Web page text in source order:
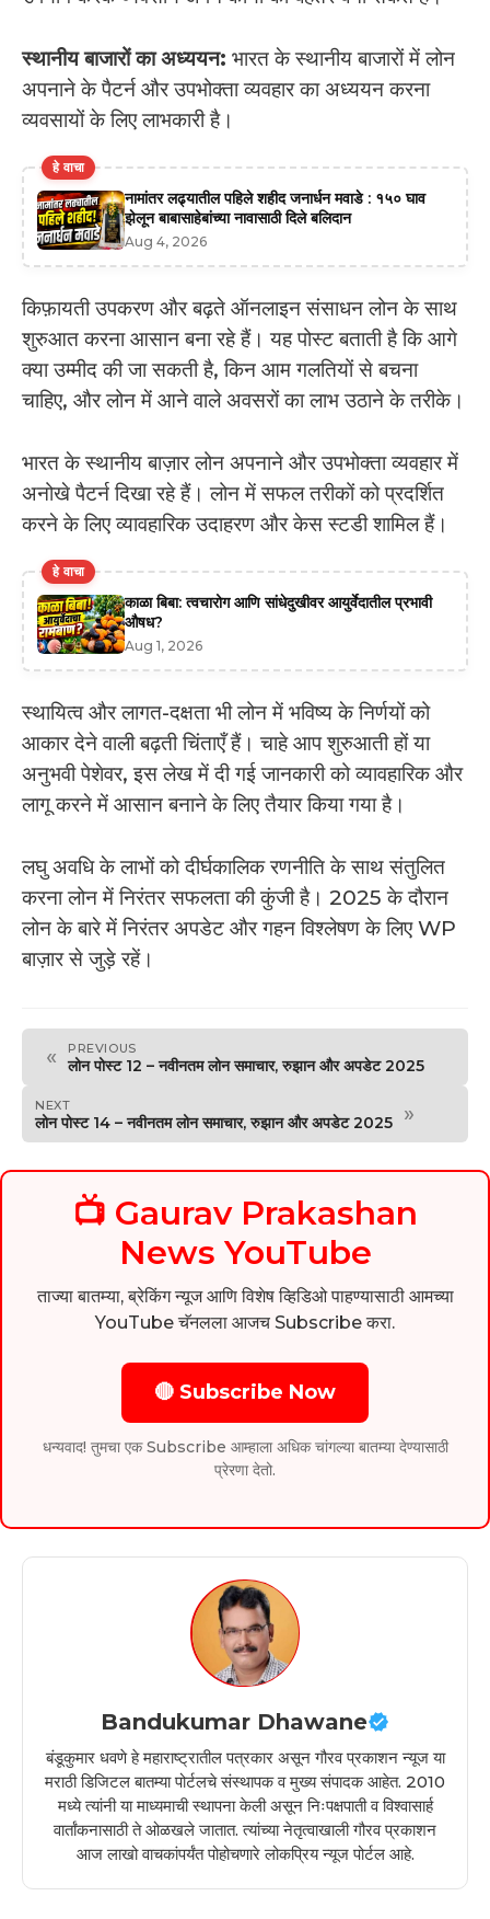
स्थानीय बाजारों का अध्ययन: भारत के स्थानीय बाजारों में लोन
अपनाने के पैटर्न और उपभोक्ता व्यवहार का अध्ययन करना
व्यवसायों के लिए लाभकारी है।
हे वाचा
नामांतर लढ्यातील पहिले शहीद जनार्धन मवाडे : १५० घाव
झेलून बाबासाहेबांच्या नावासाठी दिले बलिदान
Aug 4, 2026
किफ़ायती उपकरण और बढ़ते ऑनलाइन संसाधन लोन के साथ
शुरुआत करना आसान बना रहे हैं। यह पोस्ट बताती है कि आगे
क्या उम्मीद की जा सकती है, किन आम गलतियों से बचना
चाहिए, और लोन में आने वाले अवसरों का लाभ उठाने के तरीके।
भारत के स्थानीय बाज़ार लोन अपनाने और उपभोक्ता व्यवहार में
अनोखे पैटर्न दिखा रहे हैं। लोन में सफल तरीकों को प्रदर्शित
करने के लिए व्यावहारिक उदाहरण और केस स्टडी शामिल हैं।
हे वाचा
काळा बिबा: त्वचारोग आणि सांधेदुखीवर आयुर्वेदातील प्रभावी
औषध?
Aug 1, 2026
स्थायित्व और लागत-दक्षता भी लोन में भविष्य के निर्णयों को
आकार देने वाली बढ़ती चिंताएँ हैं। चाहे आप शुरुआती हों या
अनुभवी पेशेवर, इस लेख में दी गई जानकारी को व्यावहारिक और
लागू करने में आसान बनाने के लिए तैयार किया गया है।
लघु अवधि के लाभों को दीर्घकालिक रणनीति के साथ संतुलित
करना लोन में निरंतर सफलता की कुंजी है। 2025 के दौरान
लोन के बारे में निरंतर अपडेट और गहन विश्लेषण के लिए WP
बाज़ार से जुड़े रहें।
« PREVIOUS
लोन पोस्ट 12 – नवीनतम लोन समाचार, रुझान और अपडेट 2025
NEXT
लोन पोस्ट 14 – नवीनतम लोन समाचार, रुझान और अपडेट 2025 »
📺 Gaurav Prakashan
News YouTube
ताज्या बातम्या, ब्रेकिंग न्यूज आणि विशेष व्हिडिओ पाहण्यासाठी आमच्या
YouTube चॅनलला आजच Subscribe करा.
🔴 Subscribe Now
धन्यवाद! तुमचा एक Subscribe आम्हाला अधिक चांगल्या बातम्या देण्यासाठी
प्रेरणा देतो.
Bandukumar Dhawane
बंडूकुमार धवणे हे महाराष्ट्रातील पत्रकार असून गौरव प्रकाशन न्यूज या
मराठी डिजिटल बातम्या पोर्टलचे संस्थापक व मुख्य संपादक आहेत. 2010
मध्ये त्यांनी या माध्यमाची स्थापना केली असून निःपक्षपाती व विश्वासार्ह
वार्तांकनासाठी ते ओळखले जातात. त्यांच्या नेतृत्वाखाली गौरव प्रकाशन
आज लाखो वाचकांपर्यंत पोहोचणारे लोकप्रिय न्यूज पोर्टल आहे.